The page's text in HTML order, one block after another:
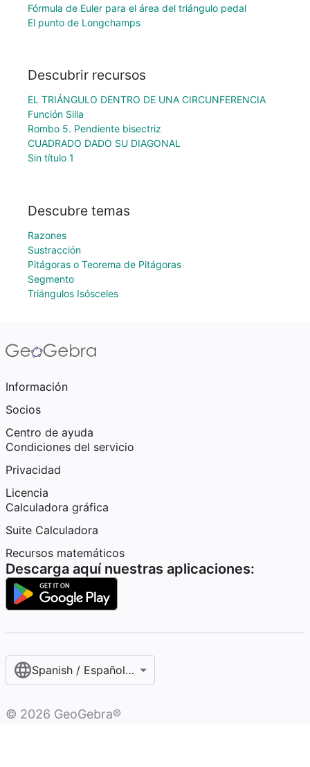
Fórmula de Euler para el área del triángulo pedal
El punto de Longchamps
Descubrir recursos
EL TRIÁNGULO DENTRO DE UNA CIRCUNFERENCIA
Función Silla
Rombo 5. Pendiente bisectriz
CUADRADO DADO SU DIAGONAL
Sin título 1
Descubre temas
Razones
Sustracción
Pitágoras o Teorema de Pitágoras
Segmento
Triángulos Isósceles
Información
Socios
Centro de ayuda
Condiciones del servicio
Privacidad
Licencia
Calculadora gráfica
Suite Calculadora
Recursos matemáticos
Descarga aquí nuestras aplicaciones:
Spanish / Español (internacional)
© 2026 GeoGebra®